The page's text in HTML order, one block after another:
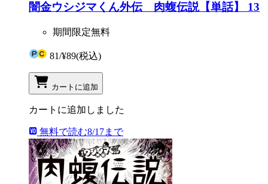
闇金ウシジマくん外伝 肉蝮伝説【単話】 13
期間限定無料
81/¥89(税込)
カートに追加
カートに追加しました
無料で読む8/17まで